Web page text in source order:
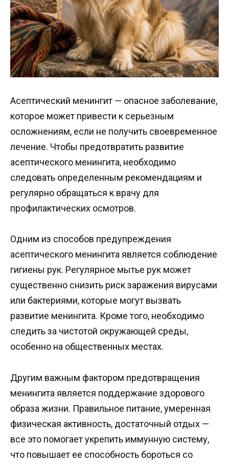
Асептический менингит — опасное заболевание,
которое может привести к серьезным
осложнениям, если не получить своевременное
лечение. Чтобы предотвратить развитие
асептического менингита, необходимо
следовать определенным рекомендациям и
регулярно обращаться к врачу для
профилактических осмотров.
Одним из способов предупреждения
асептического менингита является соблюдение
гигиены рук. Регулярное мытье рук может
существенно снизить риск заражения вирусами
или бактериями, которые могут вызвать
развитие менингита. Кроме того, необходимо
следить за чистотой окружающей среды,
особенно на общественных местах.
Другим важным фактором предотвращения
менингита является поддержание здорового
образа жизни. Правильное питание, умеренная
физическая активность, достаточный отдых —
все это помогает укрепить иммунную систему,
что повышает ее способность бороться со